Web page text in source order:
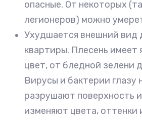
опасные. От некоторых
легионеров) можно
Ухудшается внешний вид
квартиры. Плесень имеет
цвет, от бледной зелени
Вирусы и бактерии глазу
разрушают поверхность
изменяют цвета, оттенки